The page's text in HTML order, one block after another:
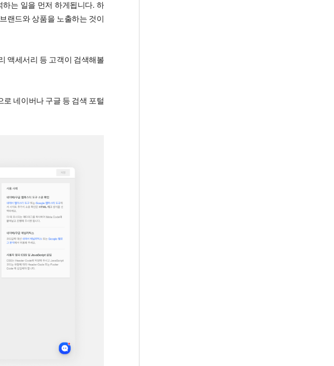
는 일을 먼저 하게됩니다. 하
랜드와 상품을 노출하는 것이
액세서리 등 고객이 검색해볼
네이버나 구글 등 검색 포털